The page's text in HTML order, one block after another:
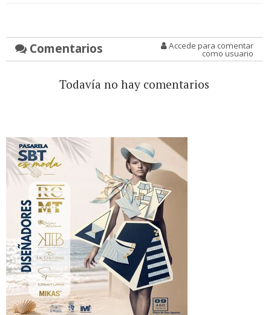
Comentarios Accede para comentar
como usuario
Todavía no hay comentarios